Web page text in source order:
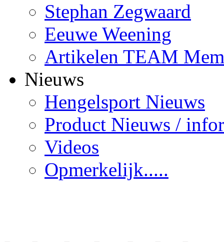
Stephan Zegwaard
Eeuwe Weening
Artikelen TEAM
Nieuws
Hengelsport Nieuws
Product Nieuws /
Videos
Opmerkelijk.....